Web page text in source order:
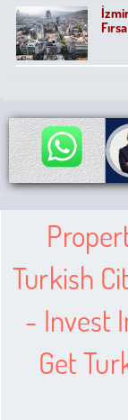
Turkish
- Invest
Get